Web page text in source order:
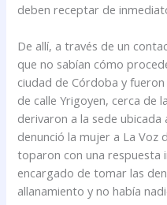
deben receptar de
De allí, a través de un
que no sabían cómo
ciudad de Córdoba y
de calle Yrigoyen, cerca de
derivaron a la sede ubicada
denunció la mujer a La Voz
toparon con una respuesta
encargado de tomar las
allanamiento y no había